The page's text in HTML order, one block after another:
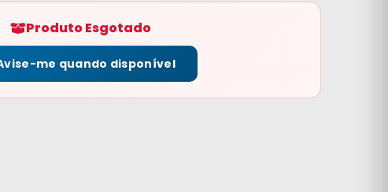
Produto Esgotado
me quando disponível